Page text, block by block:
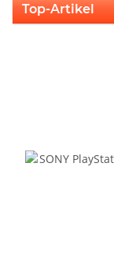
Top-Artikel